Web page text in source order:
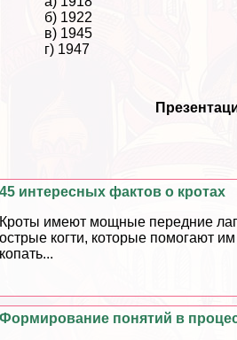
б) 1922
в) 1945
г) 1947
45 интересных фактов о кротах
Кроты имеют мощные передние
острые когти, которые помогают им
копать...
Формирование понятий в